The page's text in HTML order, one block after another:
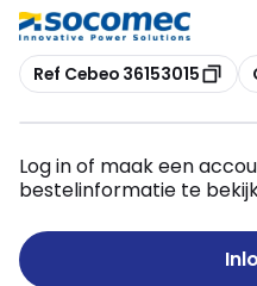
Kopiëren
Ref Cebeo 36153015
Log in of maak een
bestelinformatie te